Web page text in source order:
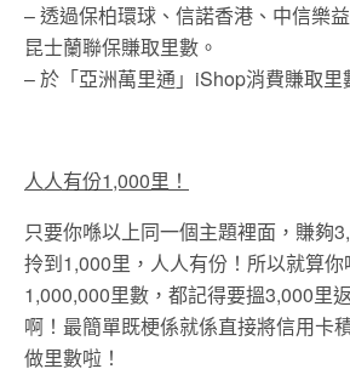
– 透過保柏環球、信諾香港、中信樂
昆士蘭聯保賺取里數。
– 於「亞洲萬里通」iShop消費賺取里
人人有份1,000里！
只要你喺以上同一個主題裡面，賺夠
拎到1,000里，人人有份！所以就算
1,000,000里數，都記得要搵3,000里
啊！最簡單既梗係就係直接將信用卡
做里數啦！